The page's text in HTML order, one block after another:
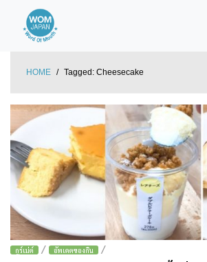
HOME / Tagged: Cheesecake
กูร์เม่ต์ / อัพเดตของกิน /